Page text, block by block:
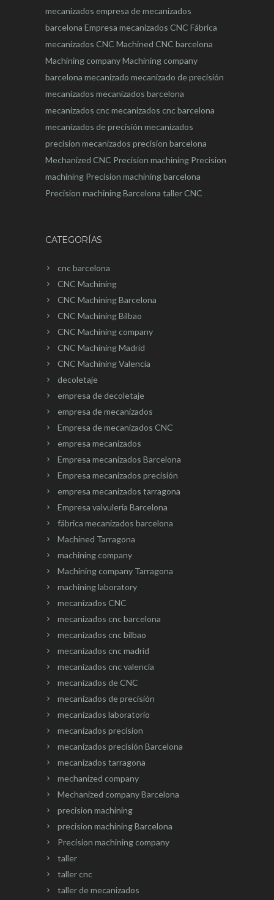
mecanizados empresa de mecanizados
barcelona Empresa mecanizados CNC Fábrica
mecanizados CNC Machined CNC barcelona
Machining companyMachining company
barcelona mecanizado mecanizado de precisión
mecanizados mecanizados barcelona
mecanizados cncmecanizados cnc barcelona
mecanizados de precisión mecanizados
precision mecanizados precision barcelona
Mechanized CNC Precision machining Precision
machining Precision machining barcelona
Precision machining Barcelona taller CNC
CATEGORÍAS
cnc barcelona
CNC Machining
CNC Machining Barcelona
CNC Machining Bilbao
CNC Machining company
CNC Machining Madrid
CNC Machining Valencia
decoletaje
empresa de decoletaje
empresa de mecanizados
Empresa de mecanizados CNC
empresa mecanizados
Empresa mecanizados Barcelona
Empresa mecanizados precisión
empresa mecanizados tarragona
Empresa valvuleria Barcelona
fábrica mecanizados barcelona
Machined Tarragona
machining company
Machining company Tarragona
machining laboratory
mecanizados CNC
mecanizados cnc barcelona
mecanizados cnc bilbao
mecanizados cnc madrid
mecanizados cnc valencia
mecanizados de CNC
mecanizados de precisión
mecanizados laboratorio
mecanizados precision
mecanizados precisión Barcelona
mecanizados tarragona
mechanized company
Mechanized company Barcelona
precision machining
precision machining Barcelona
Precision machining company
taller
taller cnc
taller de mecanizados